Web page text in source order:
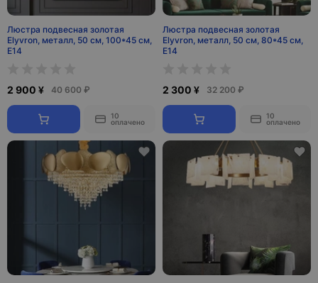
Люстра подвесная золотая
Elyvron, металл, 50 см, 100*45 см,
Е14
2 900 ¥ 40 600 ₽
10
оплачено
Люстра подвесная золотая
Elyvron, металл, 50 см, 80*45 см,
Е14
2 300 ¥ 32 200 ₽
10
оплачено